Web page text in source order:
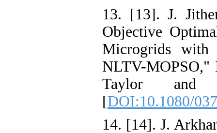
13. [13]. J.
Objective
Microgrids
NLTV-
Taylor
[DOI:10.1080/
14. [14]. J.